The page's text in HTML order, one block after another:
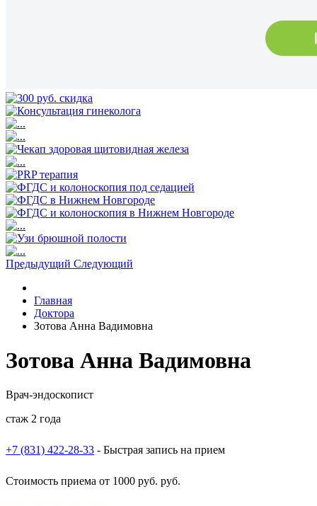
Предыдущий Следующий
Главная
Доктора
Зотова Анна Вадимовна
Зотова Анна Вадимовна
Врач-эндоскопист
стаж 2 года
+7 (831) 422-28-33 - Быстрая запись на прием
Стоимость приема от 1000 руб. руб.